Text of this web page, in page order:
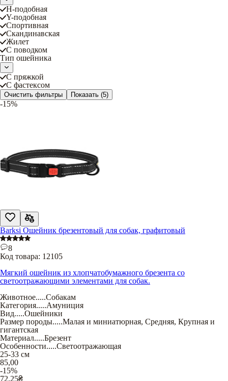
Н-подобная
Y-подобная
Спортивная
Скандинавская
Жилет
С поводком
Тип ошейника
С пряжкой
С фастексом
Очистить фильтры Показать (5)
-15%
Barksi Ошейник брезентовый для собак, графитовый
8
Код товара: 12105
Мягкий ошейник из хлопчатобумажного брезента со
светоотражающими элементами для собак.
Животное.....Собакам
Категория.....Амуниция
Вид.....Ошейники
Размер породы.....Малая и миниатюрная, Средняя, Крупная и
гигантская
Материал.....Брезент
Особенности.....Светоотражающая
25-33 см
85,00
-15%
72,25₴